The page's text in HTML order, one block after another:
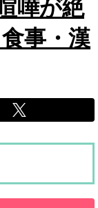
嘩が絶
事・漢